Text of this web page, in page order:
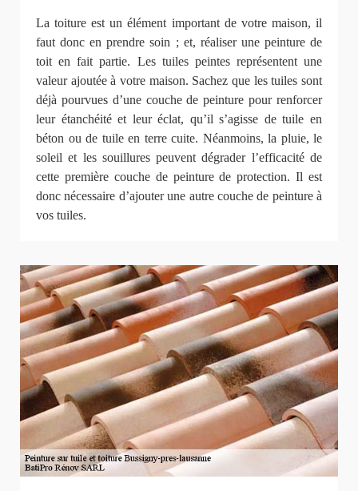
La toiture est un élément important de votre maison, il
faut donc en prendre soin ; et, réaliser une peinture de
toit en fait partie. Les tuiles peintes représentent une
valeur ajoutée à votre maison. Sachez que les tuiles sont
déjà pourvues d’une couche de peinture pour renforcer
leur étanchéité et leur éclat, qu’il s’agisse de tuile en
béton ou de tuile en terre cuite. Néanmoins, la pluie, le
soleil et les souillures peuvent dégrader l’efficacité de
cette première couche de peinture de protection. Il est
donc nécessaire d’ajouter une autre couche de peinture à
vos tuiles.